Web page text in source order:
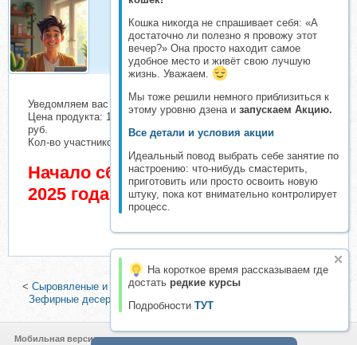
Кошка никогда не спрашивает себя: «А
достаточно ли полезно я провожу этот
вечер?» Она просто находит самое
удобное место и живёт свою лучшую
жизнь. Уважаем.
Мы тоже решили немного приблизиться к
этому уровню дзена и запускаем Акцию.
Все детали и условия акции
Идеальный повод выбрать себе занятие по
настроению: что-нибудь смастерить,
приготовить или просто освоить новую
штуку, пока кот внимательно контролирует
процесс.
На короткое время рассказываем где
достать редкие курсы
Подробности ТУТ
Организатор
Организатор складчин
Уведомляем вас о начале сбора взносов.
Цена продукта: 1540 руб. Взнос с каждого участника: 109
руб.
Кол-во участников в основном списке: 1 чел.
Начало сбора взносов 3 Сентябрь
2025 года
< Сыровяленые и сырокопченые деликатесы (Ольга Филатова)
Зефирные десерты. Тариф Самое лучшее (Юлия Хвостова)
Мобильная версия